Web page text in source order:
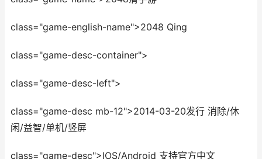
class="game-english-name">2048 Qing
class="game-desc-container">
class="game-desc-left">
class="game-desc mb-12">2014-03-20发行 消除/休
闲/益智/单机/竖屏
class="game-desc">IOS/Android 支持官方中文